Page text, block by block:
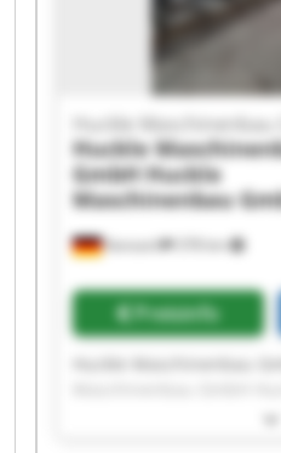
Kanzach 378 km
Huckle Maschinenbau
Huckle
GmbHHuckle
Maschinenbau
Preisinfo
GmbH Huckle